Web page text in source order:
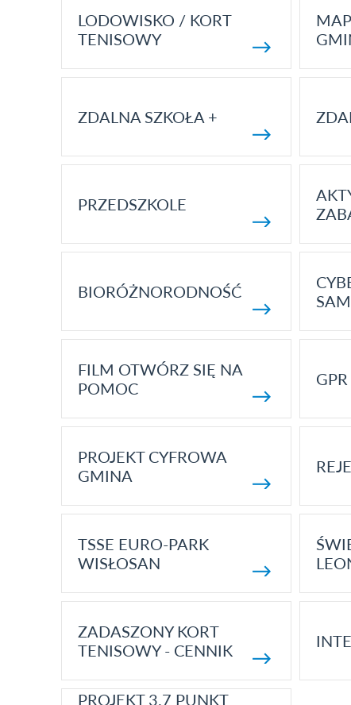
LODOWISKO / KORT
TENISOWY
ZDALNA SZKOŁA +
PRZEDSZKOLE
BIORÓŻNORODNOŚĆ
FILM OTWÓRZ SIĘ NA
POMOC
PROJEKT CYFROWA
GMINA
TSSE EURO-PARK
WISŁOSAN
ZADASZONY KORT
TENISOWY - CENNIK
PROJEKT 3.7 PUNKT